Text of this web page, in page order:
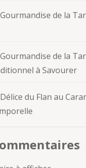
de la
de la
à Savourer
du Flan au